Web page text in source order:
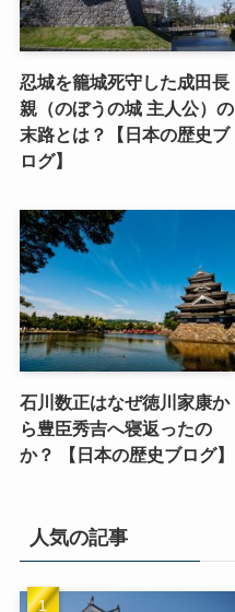
忍城を籠城死守した成田長
親（のぼうの城 主人公）の
末路とは？【日本の歴史ブ
ログ】
石川数正はなぜ徳川家康か
ら豊臣秀吉へ寝返ったの
か？ 【日本の歴史ブログ】
人気の記事